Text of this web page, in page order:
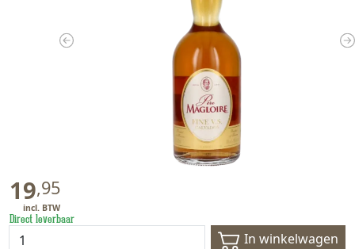
Previous
19,95
Direct leverbaar
In winkelwagen